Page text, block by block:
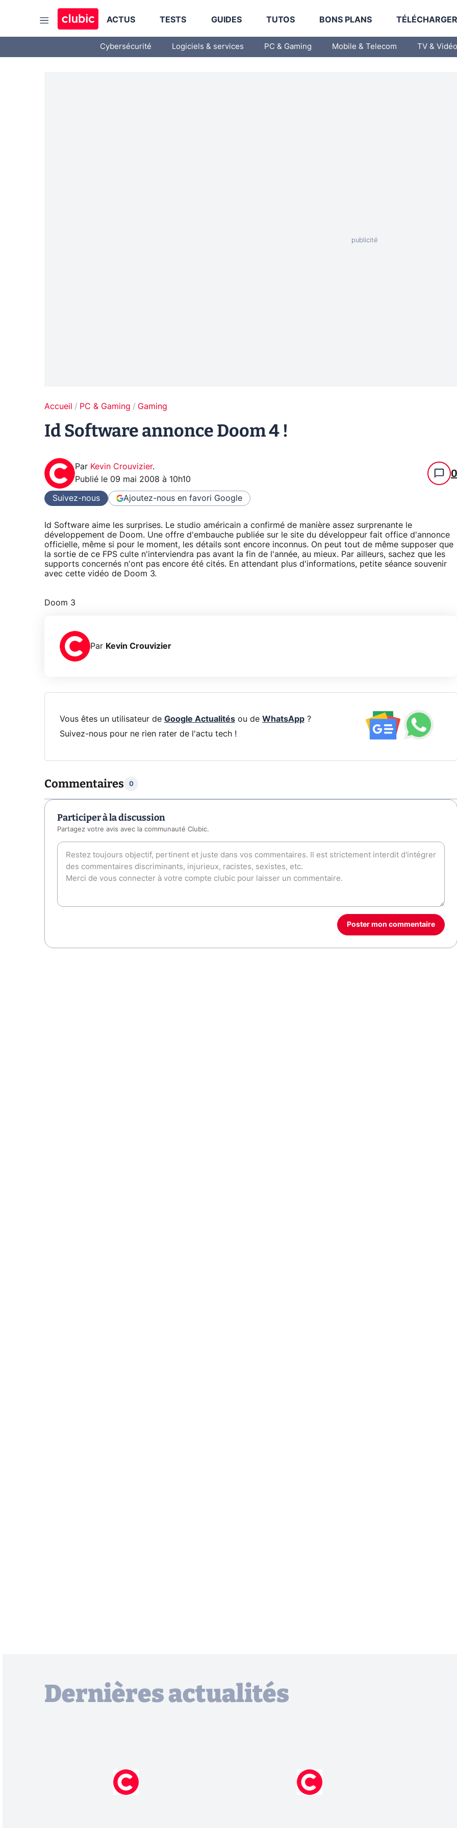
ACTUS TESTS GUIDES TUTOS BONS PLANS
Cybersécurité Logiciels & services PC & Gaming Mobile & Telecom TV & Vidéo
Accueil PC & Gaming Gaming
Id Software annonce Doom 4 !
Par Kevin Crouvizier.
Publié le 09 mai 2008 à 10h10 0
Suivez-nous Ajoutez-nous en favori Google
Id Software aime les surprises. Le studio américain a confirmé de manière assez surprenante le
développement de Doom. Une offre d'embauche publiée sur le site du développeur fait office d'annonce
officielle, même si pour le moment, les détails sont encore inconnus. On peut tout de même supposer que
la sortie de ce FPS culte n'interviendra pas avant la fin de l'année, au mieux. Par ailleurs, sachez que les
supports concernés n'ont pas encore été cités. En attendant plus d'informations, petite séance souvenir
avec cette vidéo de Doom 3.
Doom 3
Par Kevin Crouvizier
Vous êtes un utilisateur de Google Actualitésou de WhatsApp?
Suivez-nous pour ne rien rater de l'actu tech !
Commentaires 0
Participer à la discussion
Partagez votre avis avec la communauté Clubic.
Poster mon commentaire
Dernières actualités